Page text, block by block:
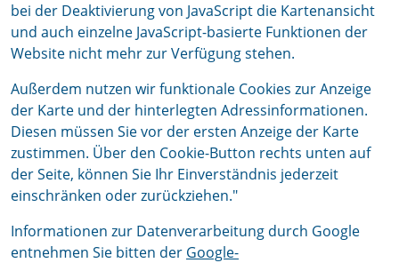
bei der Deaktivierung von JavaScript die Kartenansicht
und auch einzelne JavaScript-basierte Funktionen der
Website nicht mehr zur Verfügung stehen.
Außerdem nutzen wir funktionale Cookies zur Anzeige
der Karte und der hinterlegten Adressinformationen.
Diesen müssen Sie vor der ersten Anzeige der Karte
zustimmen. Über den Cookie-Button rechts unten auf
der Seite, können Sie Ihr Einverständnis jederzeit
einschränken oder zurückziehen."
Informationen zur Datenverarbeitung durch Google
entnehmen Sie bitten der Google-